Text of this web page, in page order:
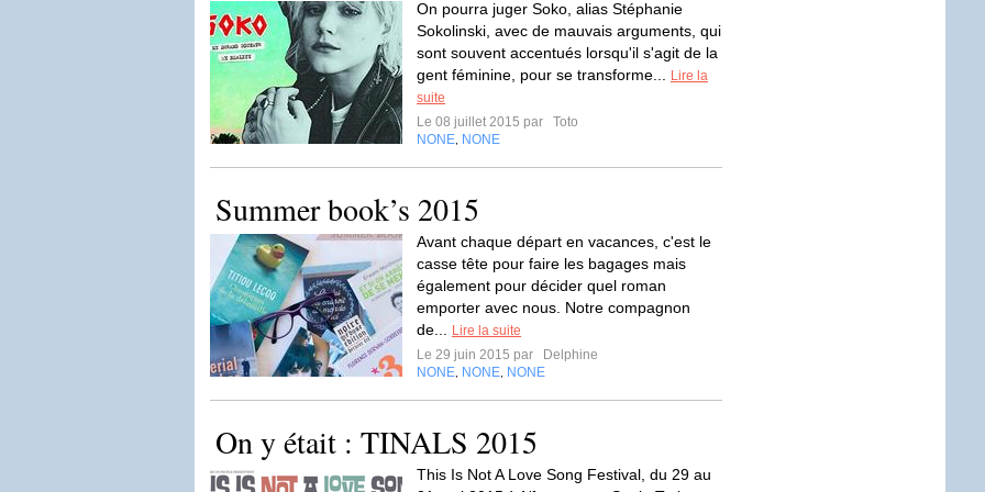
On pourra juger Soko, alias Stéphanie
Sokolinski, avec de mauvais arguments, qui
sont souvent accentués lorsqu'il s'agit de la
gent féminine, pour se transforme...
Lire la
suite
Le 08 juillet 2015 par
Toto
NONE NONE
Summer book’s 2015
Avant chaque départ en vacances, c'est le
casse tête pour faire les bagages mais
également pour décider quel roman
emporter avec nous. Notre compagnon
de...
Lire la suite
Le 29 juin 2015 par
Delphine
NONE NONE NONE
On y était : TINALS 2015
This Is Not A Love Song Festival, du 29 au